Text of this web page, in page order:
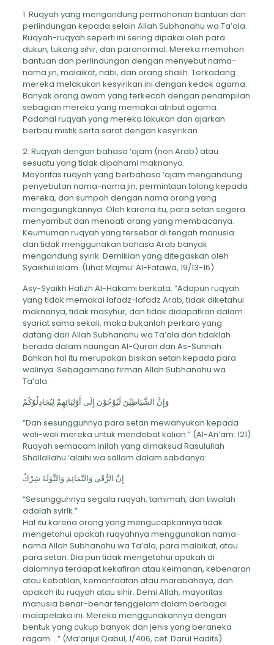
1. Ruqyah yang mengandung permohonan bantuan dan
perlindungan kepada selain Allah Subhanahu wa Ta’ala.
Ruqyah-ruqyah seperti ini sering dipakai oleh para
dukun, tukang sihir, dan paranormal. Mereka memohon
bantuan dan perlindungan dengan menyebut nama-
nama jin, malaikat, nabi, dan orang shalih. Terkadang
mereka melakukan kesyirikan ini dengan kedok agama.
Banyak orang awam yang terkecoh dengan penampilan
sebagian mereka yang memakai atribut agama.
Padahal ruqyah yang mereka lakukan dan ajarkan
berbau mistik serta sarat dengan kesyirikan.
2. Ruqyah dengan bahasa ‘ajam (non Arab) atau
sesuatu yang tidak dipahami maknanya.
Mayoritas ruqyah yang berbahasa ‘ajam mengandung
penyebutan nama-nama jin, permintaan tolong kepada
mereka, dan sumpah dengan nama orang yang
mengagungkannya. Oleh karena itu, para setan segera
menyambut dan menaati orang yang membacanya.
Keumuman ruqyah yang tersebar di tengah manusia
dan tidak menggunakan bahasa Arab banyak
mengandung syirik. Demikian yang ditegaskan oleh
Syaikhul Islam. (Lihat Majmu’ Al-Fatawa, 19/13-16)
Asy-Syaikh Hafizh Al-Hakami berkata: “Adapun ruqyah
yang tidak memakai lafadz-lafadz Arab, tidak diketahui
maknanya, tidak masyhur, dan tidak didapatkan dalam
syariat sama sekali, maka bukanlah perkara yang
datang dari Allah Subhanahu wa Ta’ala dan tidaklah
berada dalam naungan Al-Quran dan As-Sunnah.
Bahkan hal itu merupakan bisikan setan kepada para
walinya. Sebagaimana firman Allah Subhanahu wa
Ta’ala:
وَإِنَّ الشَّيَاطِيْنَ لَيُوْحُوْنَ إِلَى أَوْلِيَائِهِمْ لِيُجَادِلُوْكُمْ
“Dan sesungguhnya para setan mewahyukan kepada
wali-wali mereka untuk mendebat kalian.” (Al-An’am: 121)
Ruqyah semacam inilah yang dimaksud Rasulullah
Shallallahu ‘alaihi wa sallam dalam sabdanya:
إِنَّ الرُّقَى وَالتَّمَائِمَ وَالتِّوَلَةَ شِرْكٌ
“Sesungguhnya segala ruqyah, tamimah, dan tiwalah
adalah syirik.”
Hal itu karena orang yang mengucapkannya tidak
mengetahui apakah ruqyahnya menggunakan nama-
nama Allah Subhanahu wa Ta’ala, para malaikat, atau
para setan. Dia pun tidak mengetahui apakah di
dalamnya terdapat kekafiran atau keimanan, kebenaran
atau kebatilan, kemanfaatan atau marabahaya, dan
apakah itu ruqyah atau sihir. Demi Allah, mayoritas
manusia benar-benar tenggelam dalam berbagai
malapetaka ini. Mereka menggunakannya dengan
bentuk yang cukup banyak dan jenis yang beraneka
ragam….” (Ma’arijul Qabul, 1/406, cet. Darul Hadits)